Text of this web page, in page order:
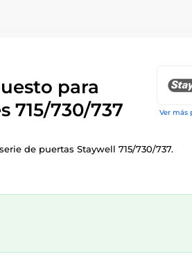
Ver más
para
715/730/737
de puertas Staywell 715/730/737.